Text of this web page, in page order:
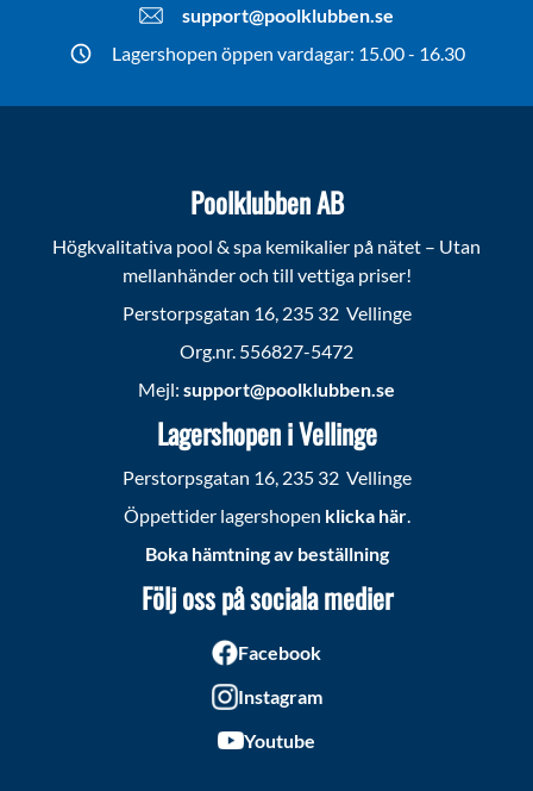
support@poolklubben.se
Lagershopen öppen vardagar: 15.00 - 16.30
Poolklubben AB
Högkvalitativa pool & spa kemikalier på nätet – Utan
mellanhänder och till vettiga priser!
Perstorpsgatan 16, 235 32 Vellinge
Org.nr. 556827-5472
Mejl: support@poolklubben.se
Lagershopen i Vellinge
Perstorpsgatan 16, 235 32 Vellinge
Öppettider lagershopen klicka här.
Boka hämtning av beställning
Följ oss på sociala medier
Facebook
Instagram
Youtube